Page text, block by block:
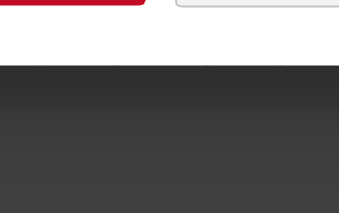
riksdags webbplats)
(på Sveriges riksdags webbplats)